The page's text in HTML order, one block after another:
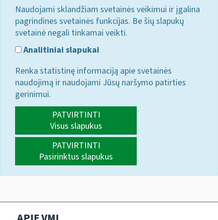
Naudojami sklandžiam svetainės veikimui ir įgalina
pagrindines svetainės funkcijas. Be šių slapukų
svetainė negali tinkamai veikti.
Analitiniai slapukai
Renka statistinę informaciją apie svetainės
naudojimą ir naudojami Jūsų naršymo patirties
gerinimui.
PATVIRTINTI
Visus slapukus
PATVIRTINTI
Pasirinktus slapukus